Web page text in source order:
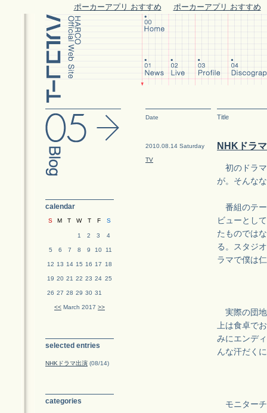
ポーカーアプリ おすすめ ポーカーアプリ おすすめ
Date Title
2010.08.14 Saturday
TV
NHKドラ
初のドラマ
が。そんな
番組のテー
ビューとし
たものでは
る。スタジ
ラマで僕は
実際の団地
上は食卓で
みにエンデ
んな汗だく
モニターチ
calendar
S M T W T F S
1 2 3 4
5 6 7 8 9 10 11
12 13 14 15 16 17 18
19 20 21 22 23 24 25
26 27 28 29 30 31
<< March 2017 >>
selected entries
NHKドラマ出演 (08/14)
categories